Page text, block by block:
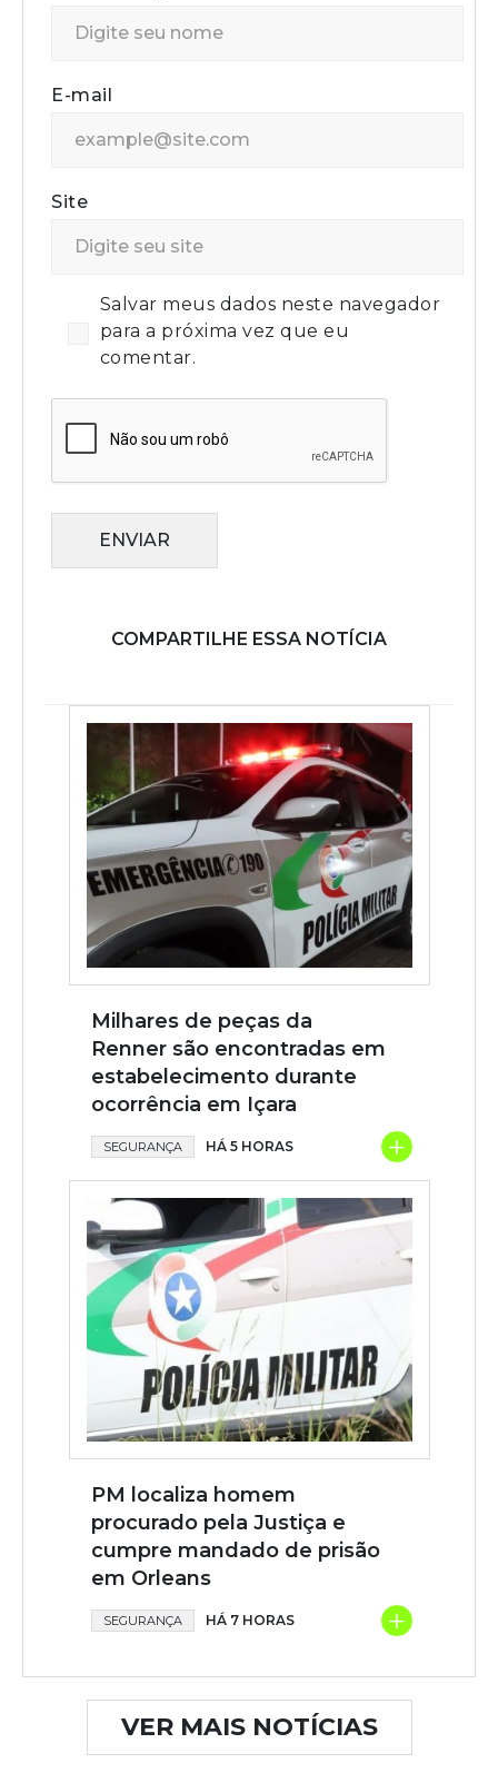
E-mail
Site
Salvar meus dados neste navegador
para a próxima vez que eu
comentar.
ENVIAR
COMPARTILHE ESSA NOTÍCIA
Milhares de peças da
Renner são encontradas em
estabelecimento durante
ocorrência em Içara
SEGURANÇA HÁ 5 HORAS +
PM localiza homem
procurado pela Justiça e
cumpre mandado de prisão
em Orleans
SEGURANÇA HÁ 7 HORAS +
VER MAIS NOTÍCIAS